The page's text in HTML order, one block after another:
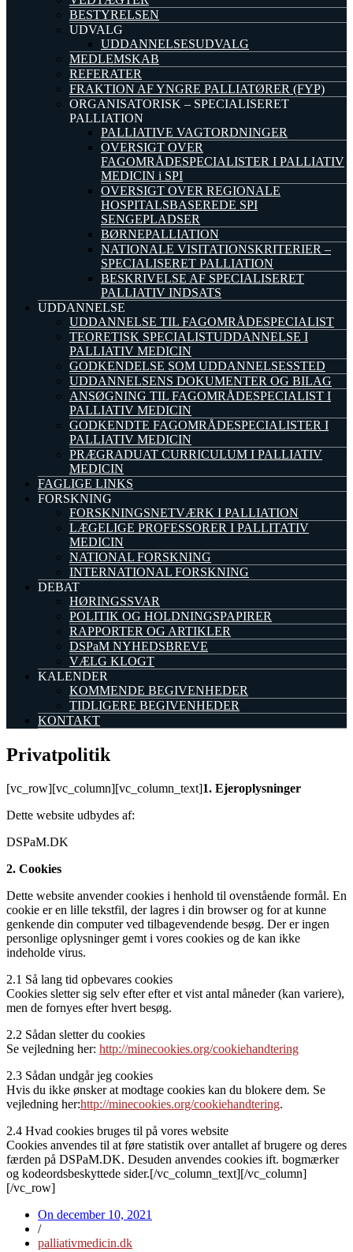
BESTYRELSEN
UDVALG
UDDANNELSESUDVALG
MEDLEMSKAB
REFERATER
FRAKTION AF YNGRE PALLIATØRER (FYP)
ORGANISATORISK – SPECIALISERET
PALLIATION
PALLIATIVE VAGTORDNINGER
OVERSIGT OVER
FAGOMRÅDESPECIALISTER I PALLIATIV
MEDICIN i SPI
OVERSIGT OVER REGIONALE
HOSPITALSBASEREDE SPI
SENGEPLADSER
BØRNEPALLIATION
NATIONALE VISITATIONSKRITERIER –
SPECIALISERET PALLIATION
BESKRIVELSE AF SPECIALISERET
PALLIATIV INDSATS
UDDANNELSE
UDDANNELSE TIL FAGOMRÅDESPECIALIST
TEORETISK SPECIALISTUDDANNELSE I
PALLIATIV MEDICIN
GODKENDELSE SOM UDDANNELSESSTED
UDDANNELSENS DOKUMENTER OG BILAG
ANSØGNING TIL FAGOMRÅDESPECIALIST I
PALLIATIV MEDICIN
GODKENDTE FAGOMRÅDESPECIALISTER I
PALLIATIV MEDICIN
PRÆGRADUAT CURRICULUM I PALLIATIV
MEDICIN
FAGLIGE LINKS
FORSKNING
FORSKNINGSNETVÆRK I PALLIATION
LÆGELIGE PROFESSORER I PALLITATIV
MEDICIN
NATIONAL FORSKNING
INTERNATIONAL FORSKNING
DEBAT
HØRINGSSVAR
POLITIK OG HOLDNINGSPAPIRER
RAPPORTER OG ARTIKLER
DSPaM NYHEDSBREVE
VÆLG KLOGT
KALENDER
KOMMENDE BEGIVENHEDER
TIDLIGERE BEGIVENHEDER
KONTAKT
Privatpolitik
[vc_row][vc_column][vc_column_text]1. Ejeroplysninger
Dette website udbydes af:
DSPaM.DK
2. Cookies
Dette website anvender cookies i henhold til ovenstående formål. En
cookie er en lille tekstfil, der lagres i din browser og for at kunne
genkende din computer ved tilbagevendende besøg. Der er ingen
personlige oplysninger gemt i vores cookies og de kan ikke
indeholde virus.
2.1 Så lang tid opbevares cookies
Cookies sletter sig selv efter efter et vist antal måneder (kan variere),
men de fornyes efter hvert besøg.
2.2 Sådan sletter du cookies
Se vejledning her: http://minecookies.org/cookiehandtering
2.3 Sådan undgår jeg cookies
Hvis du ikke ønsker at modtage cookies kan du blokere dem. Se
vejledning her:http://minecookies.org/cookiehandtering.
2.4 Hvad cookies bruges til på vores website
Cookies anvendes til at føre statistik over antallet af brugere og deres
færden på DSPaM.DK. Desuden anvendes cookies ift. bogmærker
og kodeordsbeskyttede sider.[/vc_column_text][/vc_column]
[/vc_row]
On december 10, 2021
/
palliativmedicin.dk